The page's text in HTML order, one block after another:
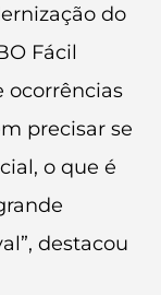
do
Fácil
ocorrências
precisar se
o que é
destacou